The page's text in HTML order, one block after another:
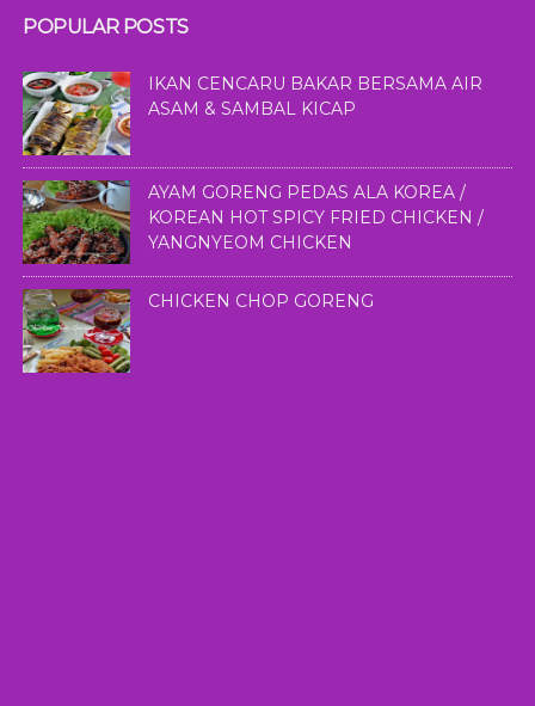
POPULAR POSTS
IKAN CENCARU BAKAR BERSAMA AIR
ASAM & SAMBAL KICAP
AYAM GORENG PEDAS ALA KOREA /
KOREAN HOT SPICY FRIED CHICKEN /
YANGNYEOM CHICKEN
CHICKEN CHOP GORENG